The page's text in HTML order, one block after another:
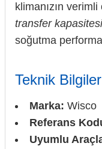
klimanızın verimli
transfer
soğutma
Teknik
Marka: Wisco
Referans
Uyumlu